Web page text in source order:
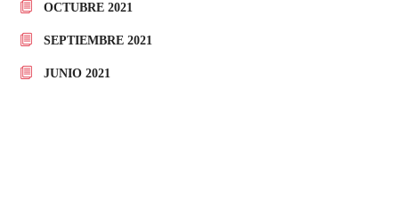
OCTUBRE 2021
SEPTIEMBRE 2021
JUNIO 2021